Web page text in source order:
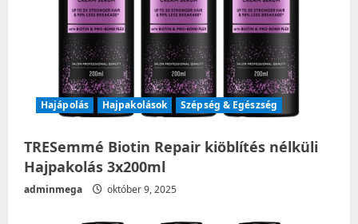
Hajápolás Hajpakolások Szépség & Egészség
TRESemmé Biotin Repair kiöblítés nélküli
Hajpakolás 3x200ml
adminmega október 9, 2025